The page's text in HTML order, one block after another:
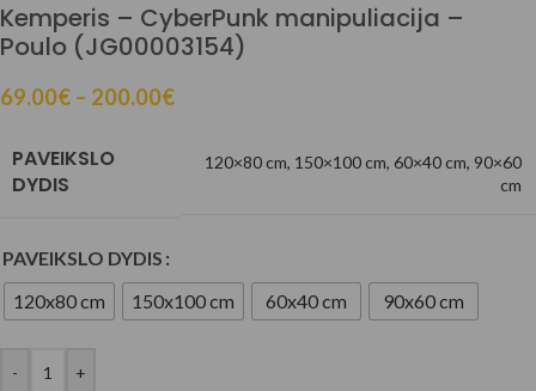
Kemperis – CyberPunk manipuliacija –
Poulo (JG00003154)
69.00€ – 200.00€
PAVEIKSLO
DYDIS
120×80 cm, 150×100 cm, 60×40 cm, 90×60
cm
PAVEIKSLO DYDIS
120x80 cm
150x100 cm 60x40 cm 90x60 cm
- +